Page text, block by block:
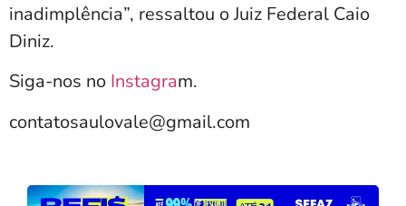
inadimplência”, ressaltou o Juiz Federal Caio
Diniz.
Siga-nos no Instagram.
contatosaulovale@gmail.com